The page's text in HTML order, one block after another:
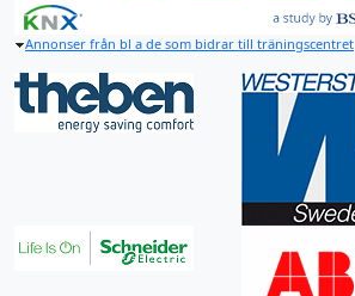
Annonser från bl a de som bidrar till träningscentret